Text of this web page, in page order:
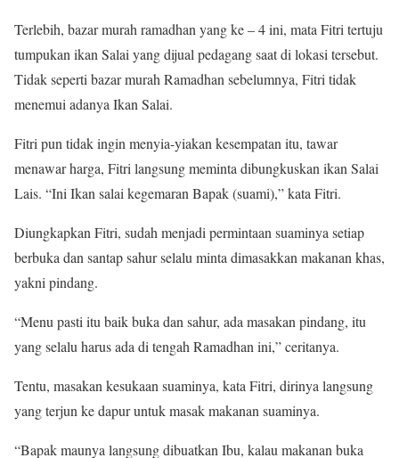
Terlebih, bazar murah ramadhan yang ke – 4 ini, mata Fitri tertuju
tumpukan ikan Salai yang dijual pedagang saat di lokasi tersebut.
Tidak seperti bazar murah Ramadhan sebelumnya, Fitri tidak
menemui adanya Ikan Salai.
Fitri pun tidak ingin menyia-yiakan kesempatan itu, tawar
menawar harga, Fitri langsung meminta dibungkuskan ikan Salai
Lais. “Ini Ikan salai kegemaran Bapak (suami),” kata Fitri.
Diungkapkan Fitri, sudah menjadi permintaan suaminya setiap
berbuka dan santap sahur selalu minta dimasakkan makanan khas,
yakni pindang.
“Menu pasti itu baik buka dan sahur, ada masakan pindang, itu
yang selalu harus ada di tengah Ramadhan ini,” ceritanya.
Tentu, masakan kesukaan suaminya, kata Fitri, dirinya langsung
yang terjun ke dapur untuk masak makanan suaminya.
“Bapak maunya langsung dibuatkan Ibu, kalau makanan buka